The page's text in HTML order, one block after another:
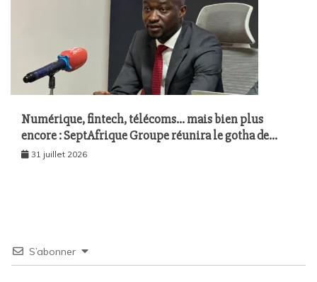
Numérique, fintech, télécoms… mais bien plus
encore : SeptAfrique Groupe réunira le gotha de
l’économie sénégalaise le 10 août à Dakar
31 juillet 2026
S’abonner